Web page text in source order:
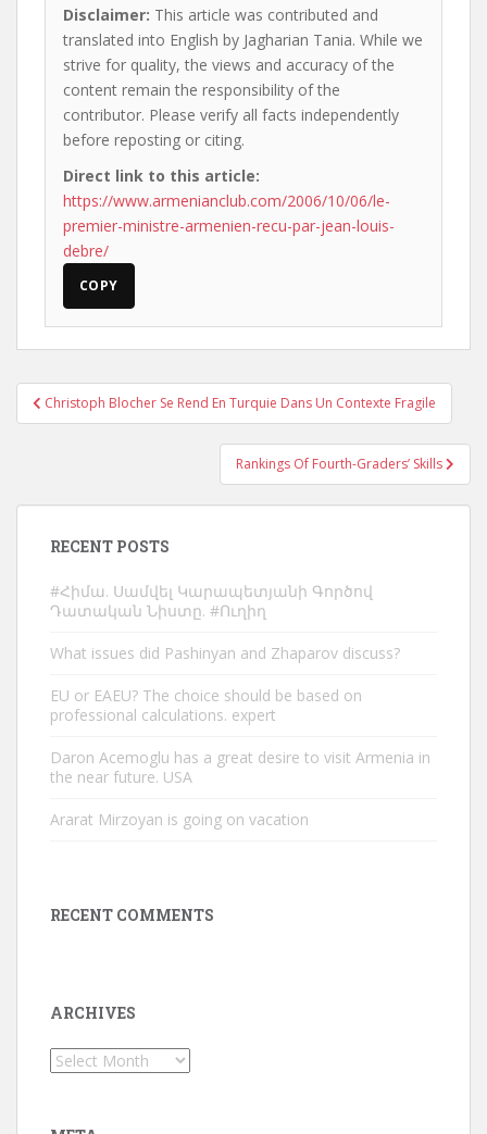
Disclaimer: This article was contributed and
translated into English by Jagharian Tania. While we
strive for quality, the views and accuracy of the
content remain the responsibility of the
contributor. Please verify all facts independently
before reposting or citing.
Direct link to this article:
https://www.armenianclub.com/2006/10/06/le-
premier-ministre-armenien-recu-par-jean-louis-
debre/
COPY
Post
navigation
Christoph Blocher Se Rend En Turquie Dans Un Contexte Fragile
Rankings Of Fourth-Graders’ Skills
RECENT POSTS
#Հիմա. Սամվել Կարապետյանի Գործով
Դատական Նիստը. #Ուղիղ
What issues did Pashinyan and Zhaparov discuss?
EU or EAEU? The choice should be based on
professional calculations. expert
Daron Acemoglu has a great desire to visit Armenia in
the near future. USA
Ararat Mirzoyan is going on vacation
RECENT COMMENTS
ARCHIVES
Archives